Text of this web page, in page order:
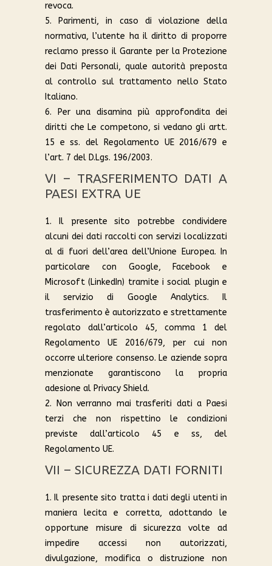
revoca.
5. Parimenti, in caso di violazione della
normativa, l’utente ha il diritto di proporre
reclamo presso il Garante per la Protezione
dei Dati Personali, quale autorità preposta
al controllo sul trattamento nello Stato
Italiano.
6. Per una disamina più approfondita dei
diritti che Le competono, si vedano gli artt.
15 e ss. del Regolamento UE 2016/679 e
l’art. 7 del D.Lgs. 196/2003.
VI – TRASFERIMENTO DATI A
PAESI EXTRA UE
1. Il presente sito potrebbe condividere
alcuni dei dati raccolti con servizi localizzati
al di fuori dell’area dell’Unione Europea. In
particolare con Google, Facebook e
Microsoft (LinkedIn) tramite i social plugin e
il servizio di Google Analytics. Il
trasferimento è autorizzato e strettamente
regolato dall’articolo 45, comma 1 del
Regolamento UE 2016/679, per cui non
occorre ulteriore consenso. Le aziende sopra
menzionate garantiscono la propria
adesione al Privacy Shield.
2. Non verranno mai trasferiti dati a Paesi
terzi che non rispettino le condizioni
previste dall’articolo 45 e ss, del
Regolamento UE.
VII – SICUREZZA DATI FORNITI
1. Il presente sito tratta i dati degli utenti in
maniera lecita e corretta, adottando le
opportune misure di sicurezza volte ad
impedire accessi non autorizzati,
divulgazione, modifica o distruzione non